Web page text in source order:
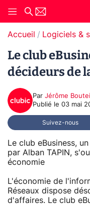
Accueil Logiciels &
Le club
décideurs de
Par Jérôme
Publié le 03 mai
Suivez-nous
Le club eBusiness,
par Alban TAPIN,
économie
L'économie de
Réseaux dispose
d'affaires. Le club